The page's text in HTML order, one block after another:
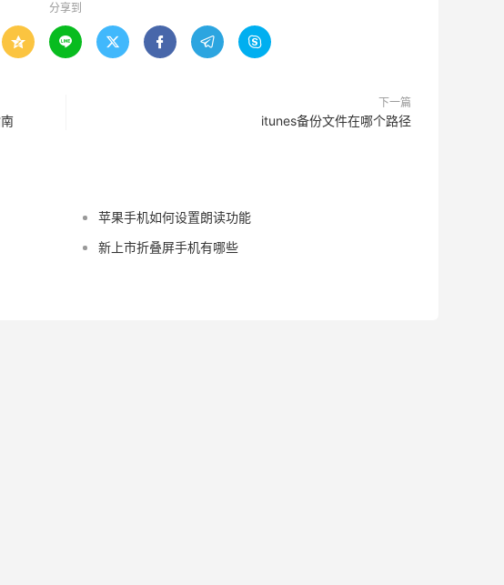
分享到
     
下一篇
itunes备份文件在哪个路径
苹果手机如何设置朗读功能
新上市折叠屏手机有哪些